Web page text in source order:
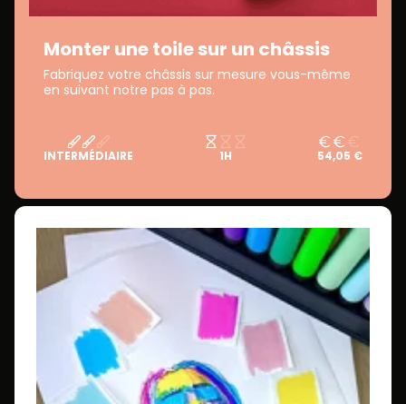
Monter une toile sur un châssis
Fabriquez votre châssis sur mesure vous-même
en suivant notre pas à pas.
INTERMÉDIAIRE 1H 54,05 €